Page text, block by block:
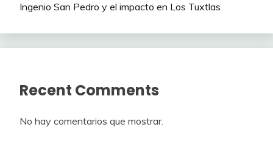
Ingenio San Pedro y el impacto en Los Tuxtlas
Recent Comments
No hay comentarios que mostrar.